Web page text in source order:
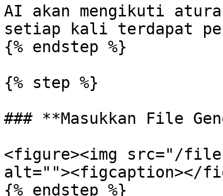
AI akan mengikuti
setiap kali terdapat
{% endstep %}
{% step %}
### **Masukkan File
<figure><img src="/files/
alt=""><figcaption></
{% endstep %}